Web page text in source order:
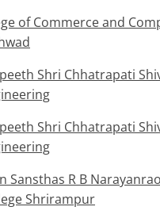
of Commerce and
Shri Chhatrapati
Shri Chhatrapati
Sansthas R B Narayanrao
Shrirampur